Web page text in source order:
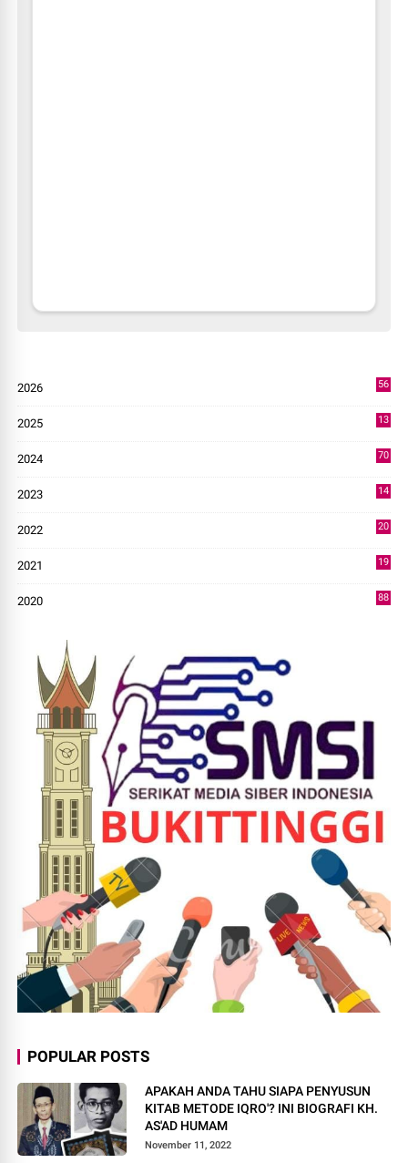
2026
56
2025
13
2024
70
2023
14
2022
20
2021
19
2020
88
POPULAR POSTS
APAKAH ANDA TAHU SIAPA PENYUSUN
KITAB METODE IQRO'? INI BIOGRAFI KH.
AS'AD HUMAM
November 11, 2022